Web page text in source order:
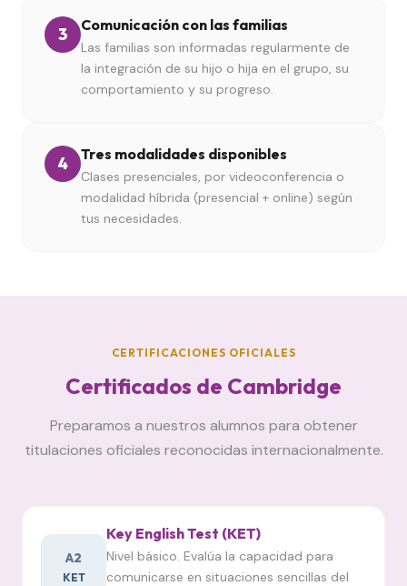
3 Comunicación con las familias
Las familias son informadas regularmente de
la integración de su hijo o hija en el grupo, su
comportamiento y su progreso.
4 Tres modalidades disponibles
Clases presenciales, por videoconferencia o
modalidad híbrida (presencial + online) según
tus necesidades.
CERTIFICACIONES OFICIALES
Certificados de Cambridge
Preparamos a nuestros alumnos para obtener
titulaciones oficiales reconocidas internacionalmente.
A2
KET
Key English Test (KET)
Nivel básico. Evalúa la capacidad para
comunicarse en situaciones sencillas del